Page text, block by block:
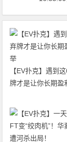
【EV扑克】遇到
牌才是让你长期盈